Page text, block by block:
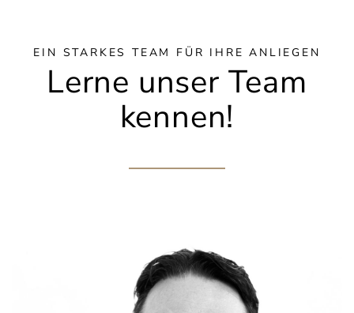
EIN STARKES TEAM FÜR IHRE ANLIEGEN
Lerne unser Team
kennen!